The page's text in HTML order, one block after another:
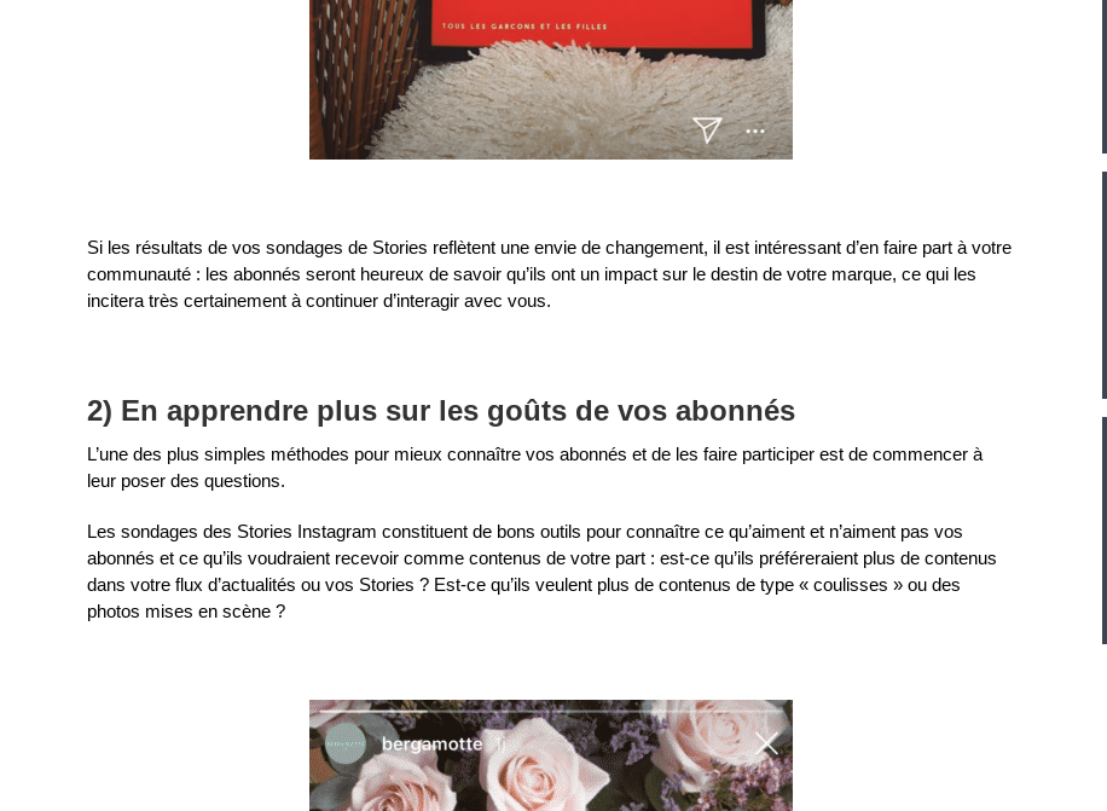
Si les résultats de vos sondages de Stories reflètent une envie de changement, il est intéressant d’en faire part à votre
communauté : les abonnés seront heureux de savoir qu’ils ont un impact sur le destin de votre marque, ce qui les
incitera très certainement à continuer d’interagir avec vous.
2) En apprendre plus sur les goûts de vos abonnés
L’une des plus simples méthodes pour mieux connaître vos abonnés et de les faire participer est de commencer à
leur poser des questions.
Les sondages des Stories Instagram constituent de bons outils pour connaître ce qu’aiment et n’aiment pas vos
abonnés et ce qu’ils voudraient recevoir comme contenus de votre part : est-ce qu’ils préféreraient plus de contenus
dans votre flux d’actualités ou vos Stories ? Est-ce qu’ils veulent plus de contenus de type « coulisses » ou des
photos mises en scène ?